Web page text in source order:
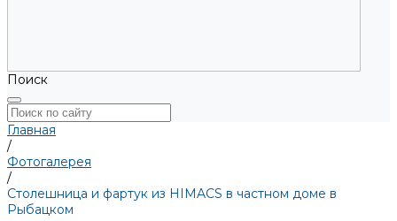
Поиск
Главная
/
Фотогалерея
/
Столешница и фартук из HIMACS в частном доме в
Рыбацком